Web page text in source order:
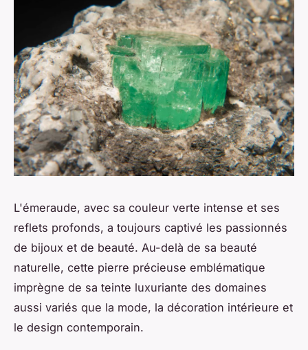
L'émeraude, avec sa couleur verte intense et ses
reflets profonds, a toujours captivé les passionnés
de bijoux et de beauté. Au-delà de sa beauté
naturelle, cette pierre précieuse emblématique
imprègne de sa teinte luxuriante des domaines
aussi variés que la mode, la décoration intérieure et
le design contemporain.